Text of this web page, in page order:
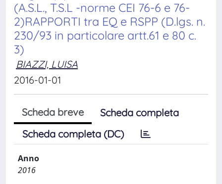
(A.S.L., T.S.L -norme CEI 76-6 e 76-
2)RAPPORTI tra EQ e RSPP (D.lgs. n.
230/93 in particolare artt.61 e 80 c.
3)
BIAZZI, LUISA
2016-01-01
Scheda breve
Scheda completa
Scheda completa (DC)
Anno
2016